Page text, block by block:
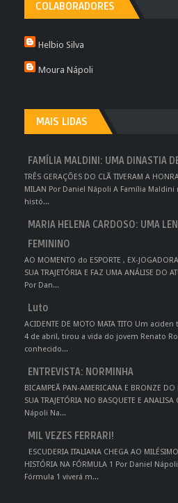
COLABORADORES
Helbio Silva
Moura Nápoli
MAIS LIDAS
FAMÍLIA MALDINI: UMA DINASTIA
TRÊS GERAÇÕES DO CLÃ TIVERAM A
MILAN Por Daniel Nápoli A Família
histó...
MARIA HELENA CARDOSO: UMA
FEMININO
AO MOMENTO do ESPORTE , EX-
SUA TRAJETÓRIA E FAZ UMA ANÁLISE DO
Por Dan...
Luto
ACIDENTE DE MOTO MATA TITO Um
4 de abril, tirou a vida do jovem Renato
conhecido...
ENTREVISTA: NORMINHA
BICAMPEÃ PAN-AMERICANA E BRONZE
SUA TRAJETÓRIA NO BASQUETE E
Nápoli Na...
MIL VEZES FERRARI!
ESCUDERIA ITALIANA CHEGA AO
HISTÓRIA NA FÓRMULA 1 Por Daniel
Fórmula 1 viverá m...